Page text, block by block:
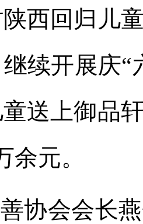
西回归儿
续开展庆
送上御品
余元。
协会会长